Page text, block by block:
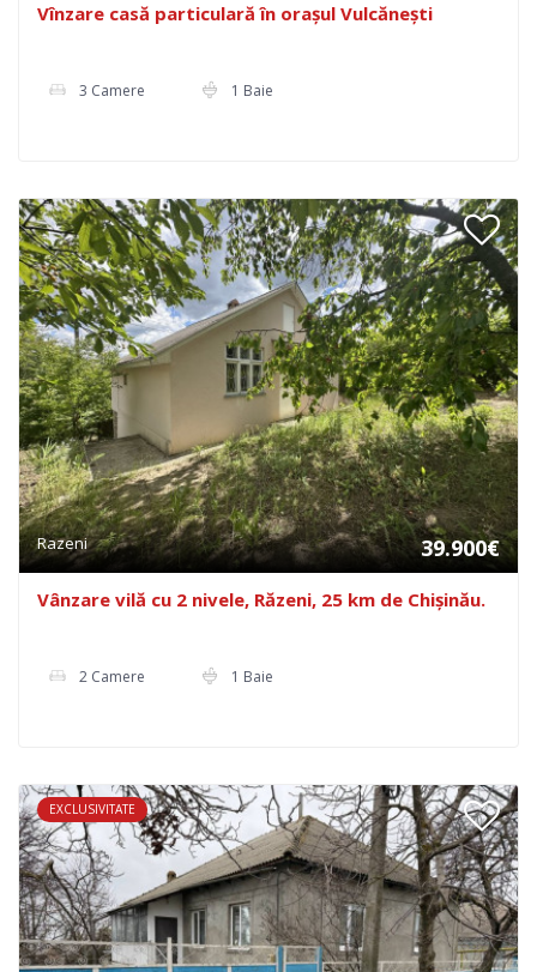
Vînzare casă particulară în orașul Vulcănești
3 Camere 1 Baie
Razeni 39.900€
Vânzare vilă cu 2 nivele, Răzeni, 25 km de Chișinău.
2 Camere 1 Baie
EXCLUSIVITATE